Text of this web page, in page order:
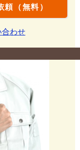
（無料）
合わせ